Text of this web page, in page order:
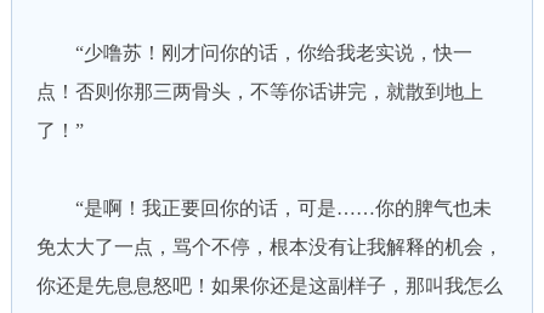
“少噜苏！刚才问你的话，你给我老实说，快一
点！否则你那三两骨头，不等你话讲完，就散到地上
了！”
“是啊！我正要回你的话，可是……你的脾气也未
免太大了一点，骂个不停，根本没有让我解释的机会，
你还是先息息怒吧！如果你还是这副样子，那叫我怎么